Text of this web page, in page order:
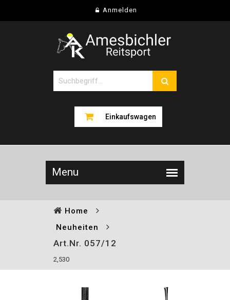
Anmelden
Einkaufswagen
Home
Neuheiten
Art.Nr. 057/12
2,530